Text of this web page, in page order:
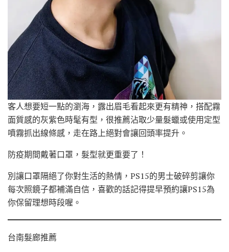
客人想要短一點的瀏海，露出眉毛看起來更有精神，搭配霧
面質感的灰紫色時髦有型，很推薦沾取少量髮蠟或使用定型
噴霧抓出線條感，走在路上絕對會讓回頭率提升。
防疫期間戴著口罩，髮型就更重要了！
別讓口罩隔絕了你對生活的熱情，PS15的男士破碎剪讓你
每次照鏡子都補滿自信，喜歡的話記得提早預約讓PS15為
你保留理想時段喔。
台南髮廊推薦